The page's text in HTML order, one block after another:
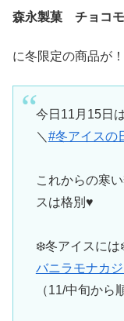
森永製菓 チョコ
に冬限定の商品が
今日11月15日
＼ #冬アイスの
これからの寒
スは格別♥
❄️冬アイスに
バニラモナカ
（11/中旬から